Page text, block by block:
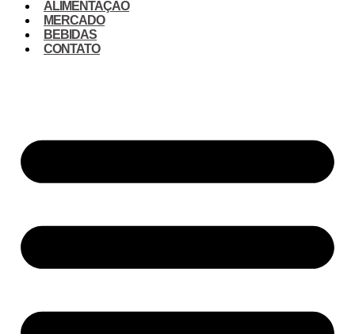
ALIMENTAÇÃO
MERCADO
BEBIDAS
CONTATO